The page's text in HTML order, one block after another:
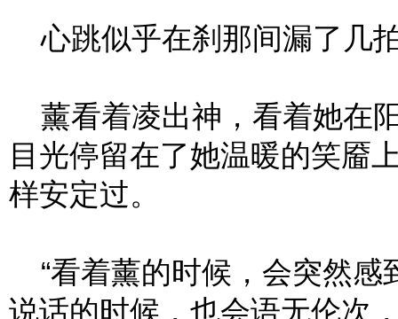
心跳似乎在刹那间漏了
薰看着凌出神，看着她在
目光停留在了她温暖的笑靥
样安定过。
“看着薰的时候，会突然感
说话的时候，也会语无伦次